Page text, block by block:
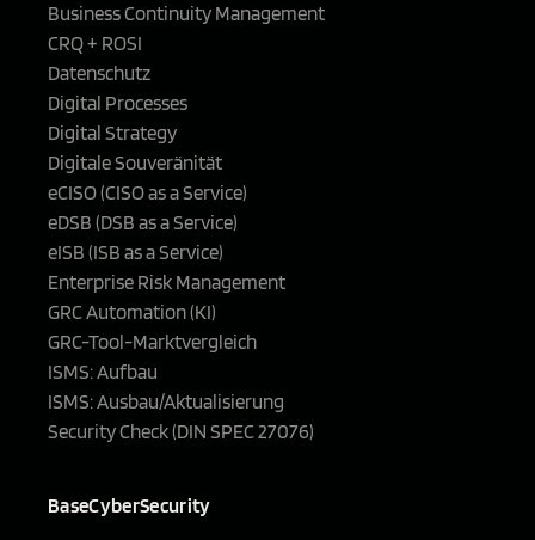
Business Continuity Management
CRQ + ROSI
Datenschutz
Digital Processes
Digital Strategy
Digitale Souveränität
eCISO (CISO as a Service)
eDSB (DSB as a Service)
eISB (ISB as a Service)
Enterprise Risk Management
GRC Automation (KI)
GRC-Tool-Marktvergleich
ISMS: Aufbau
ISMS: Ausbau/Aktualisierung
Security Check (DIN SPEC 27076)
BaseCyberSecurity